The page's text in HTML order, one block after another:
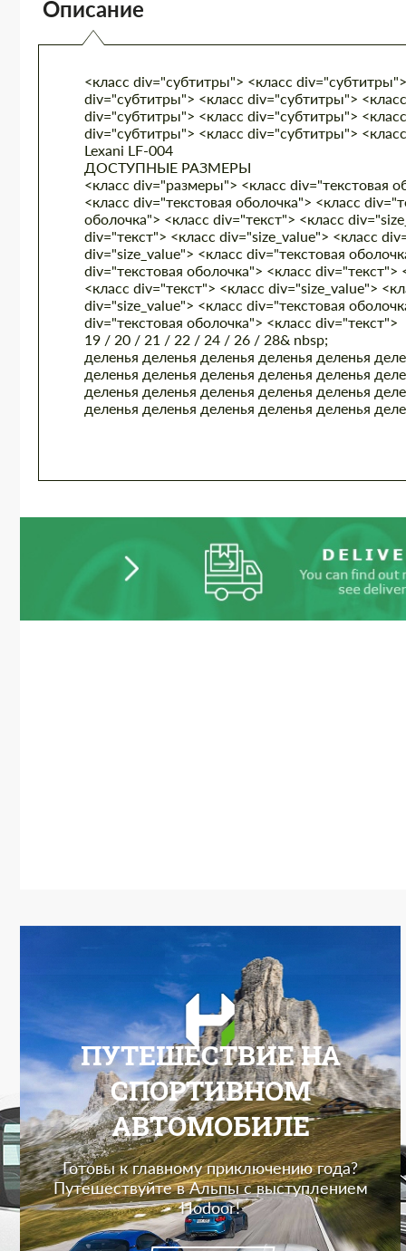
Описание
<класс div="субтитры"> <класс
div="субтитры"> <класс div="субтитры">
div="субтитры"> <класс div="субтитры">
div="субтитры"> <класс div="субтитры">
Lexani LF-004
ДОСТУПНЫЕ РАЗМЕРЫ
<класс div="размеры"> <класс div="текстовая
<класс div="текстовая оболочка"> <класс
оболочка"> <класс div="текст"> <класс
div="текст"> <класс div="size_value"> <класс
div="size_value"> <класс div="текстовая
div="текстовая оболочка"> <класс
<класс div="текст"> <класс div="size_value">
div="size_value"> <класс div="текстовая
div="текстовая оболочка"> <класс div="текст">
19 / 20 / 21 / 22 / 24 / 26 / 28& nbsp;
деленья деленья деленья деленья деленья
деленья деленья деленья деленья деленья
деленья деленья деленья деленья деленья
деленья деленья деленья деленья деленья
ПУТЕШЕСТВИЕ НА
СПОРТИВНОМ
АВТОМОБИЛЕ
Готовы к главному приключению года?
Путешествуйте в Альпы с выступлением
Hodoor!